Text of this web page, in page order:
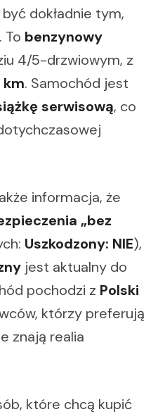
dokładnie tym,
To benzynowy
4/5-drzwiowym, z
km. Samochód jest
serwisową, co
informacja, że
„bez
Uszkodzony: NIE),
jest aktualny do
pochodzi z Polski
którzy preferują
znają realia
które chcą kupić